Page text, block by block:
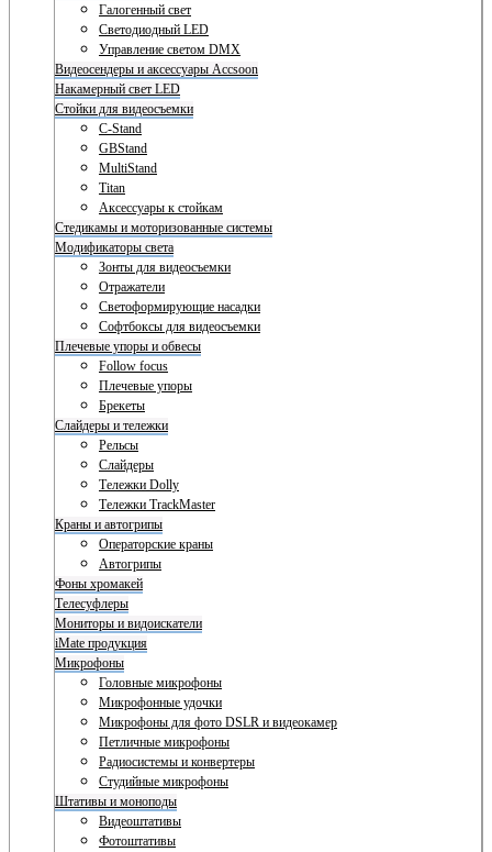
Галогенный свет
Светодиодный LED
Управление светом DMX
Видеосендеры и аксессуары Accsoon
Накамерный свет LED
Стойки для видеосъемки
C-Stand
GBStand
MultiStand
Titan
Аксессуары к стойкам
Стедикамы и моторизованные системы
Модификаторы света
Зонты для видеосъемки
Отражатели
Светоформирующие насадки
Софтбоксы для видеосъемки
Плечевые упоры и обвесы
Follow focus
Плечевые упоры
Брекеты
Слайдеры и тележки
Рельсы
Слайдеры
Тележки Dolly
Тележки TrackMaster
Краны и автогрипы
Операторские краны
Автогрипы
Фоны хромакей
Телесуфлеры
Мониторы и видоискатели
iMate продукция
Микрофоны
Головные микрофоны
Микрофонные удочки
Микрофоны для фото DSLR и видеокамер
Петличные микрофоны
Радиосистемы и конвертеры
Студийные микрофоны
Штативы и моноподы
Видеоштативы
Фотоштативы